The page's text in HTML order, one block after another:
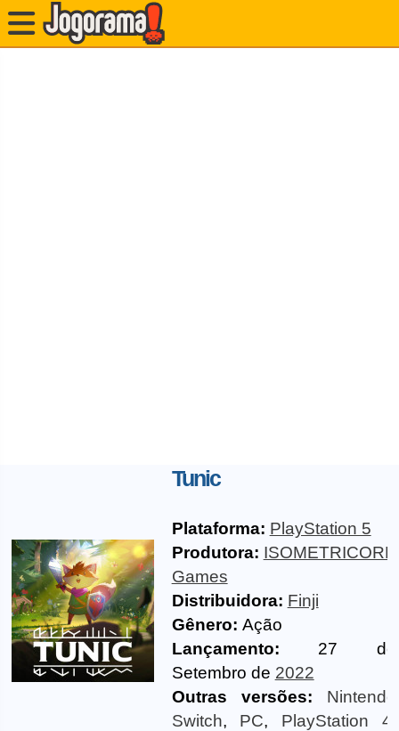
Tunic
Plataforma: PlayStation 5
Produtora: ISOMETRICORP
Games
Distribuidora: Finji
Gênero: Ação
Lançamento: 27 de
Setembro de 2022
Outras versões:
Nintendo
Switch, PC, PlayStation 4